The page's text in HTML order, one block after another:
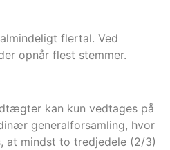
flertal. Ved
opnår flest stemmer.
kan kun vedtages på
generalforsamling, hvor
at mindst to tredjedele (2/3)